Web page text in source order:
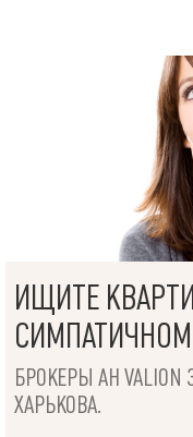
ИЩИТЕ
БРОКЕРЫ АН
ХАРЬКОВА.